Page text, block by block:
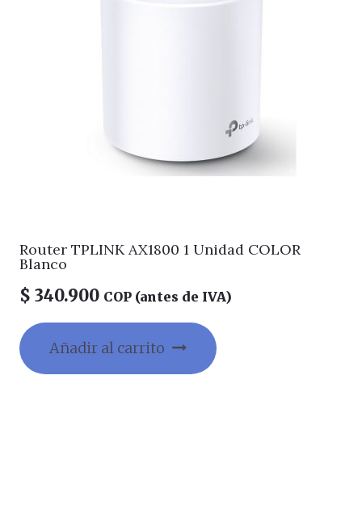
Router TPLINK AX1800 1 Unidad COLOR
Blanco
$ 340.900 COP (antes de IVA)
Añadir al carrito